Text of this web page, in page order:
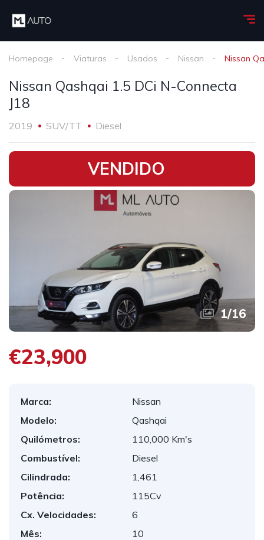
Homepage Viaturas Usados Nissan Nissan
Nissan Qashqai 1.5 DCi N-Connecta
J18
2019 SUV/TT Diesel
•
VENDIDO
1/16
€23,900
Marca:
Nissan
Modelo:
Qashqai
Quilómetros:
110,000 Km's
Combustível:
Diesel
Cilindrada:
1,461
Potência:
115Cv
Cx. Velocidades:
6
Mês:
10